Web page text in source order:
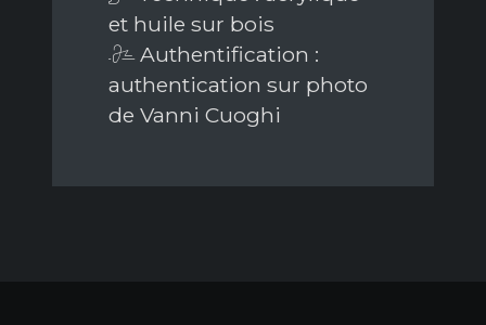
et huile sur bois
Authentification :
authentication sur photo
de Vanni Cuoghi